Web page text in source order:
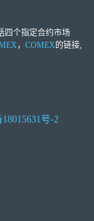
四个指定合约市场
， COMEX的链接,
号-2